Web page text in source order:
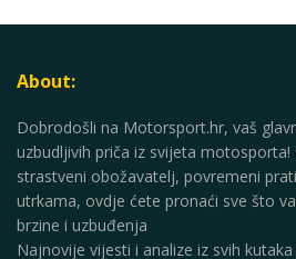
About:
Dobrodošli na Motorsport.hr, vaš
uzbudljivih priča iz svijeta motosporta!
strastveni obožavatelj, povremeni
utrkama, ovdje ćete pronaći sve što
brzine i uzbuđenja
Najnovije vijesti i analize iz svih